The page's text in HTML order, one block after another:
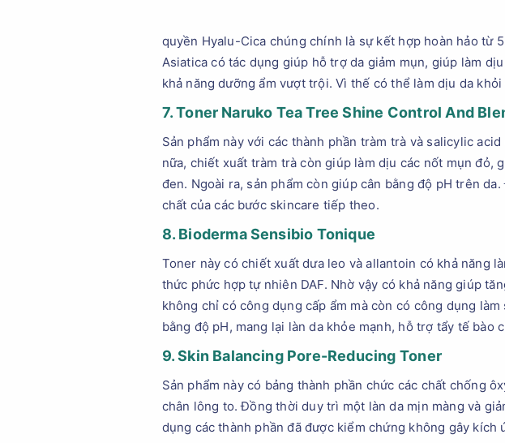
quyền Hyalu-Cica chúng chính là sự kết hợp hoàn hảo từ
Asiatica có tác dụng giúp hỗ trợ da giảm mụn, giúp làm
khả năng dưỡng ẩm vượt trội. Vì thế có thể làm dịu da
7. Toner Naruko Tea Tree Shine Control And
Sản phẩm này với các thành phần tràm trà và salicylic
nữa, chiết xuất tràm trà còn giúp làm dịu các nốt mụn đỏ,
đen. Ngoài ra, sản phẩm còn giúp cân bằng độ pH trên
chất của các bước skincare tiếp theo.
8. Bioderma Sensibio Tonique
Toner này có chiết xuất dưa leo và allantoin có khả năng
thức phức hợp tự nhiên DAF. Nhờ vậy có khả năng giúp
không chỉ có công dụng cấp ẩm mà còn có công dụng
bằng độ pH, mang lại làn da khỏe mạnh, hỗ trợ tẩy tế bào
9. Skin Balancing Pore-Reducing Toner
Sản phẩm này có bảng thành phần chức các chất chống
chân lông to. Đồng thời duy trì một làn da mịn màng và
dụng các thành phần đã được kiểm chứng không gây kích